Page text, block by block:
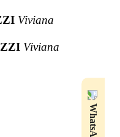
Viviana
Viviana
WhatsApp